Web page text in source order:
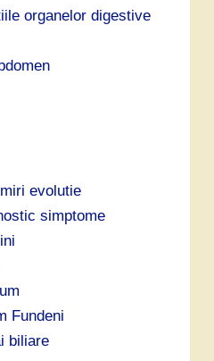
organelor digestive
evolutie
simptome
Fundeni
biliare